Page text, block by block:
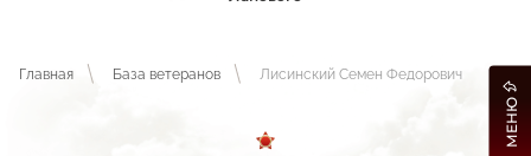
Главная База ветеранов Лисинский Семен Федорович
МЕНЮ